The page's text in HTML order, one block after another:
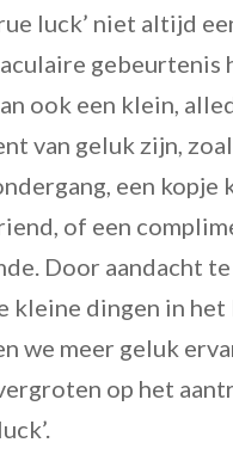
luck’ niet altijd
gebeurtenis
ook een klein,
van geluk zijn,
een kopje
of een
Door aandacht
kleine dingen in het
we meer geluk
op het